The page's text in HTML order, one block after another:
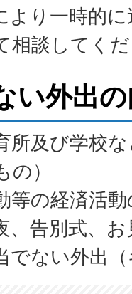
より一時的
相談してく
い外出
所及び学校
）
等の経済活
、告別式、
でない外出